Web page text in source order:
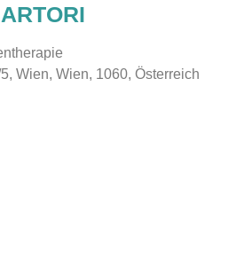
Wien, Wien, 1060, Österreich